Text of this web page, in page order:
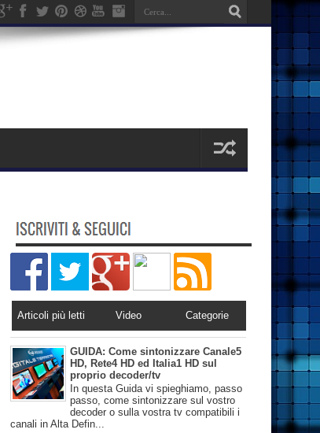
Articoli più letti Video Categorie
GUIDA: Come sintonizzare Canale5
HD, Rete4 HD ed Italia1 HD sul
proprio decoder/tv
In questa Guida vi spieghiamo, passo
passo, come sintonizzare sul vostro
decoder o sulla vostra tv compatibili i
canali in Alta Defin...